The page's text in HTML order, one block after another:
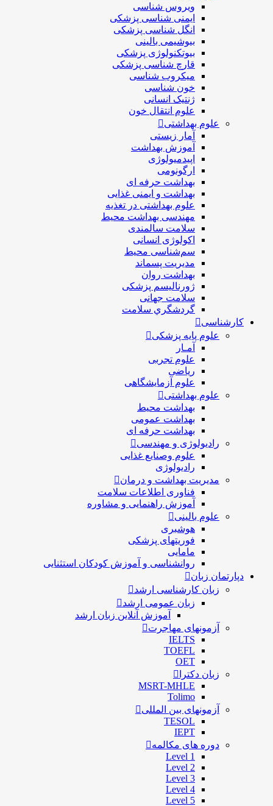
ویروس شناسی
ایمنی شناسی پزشكی
انگل شناسی پزشکی
بیوشیمی بالینی
بیوتکنولوژی پزشکی
قارچ شناسی پزشکی
ميكروب شناسی
خون شناسی
ژنتیک انسانی
علوم انتقال خون
علوم بهداشتی
آمار زیستی
آموزش بهداشت
اپیدمیولوژی
ارگونومی
بهداشت حرفه ای
بهداشت و ایمنی غذایی
علوم بهداشتی در تغذیه
مهندسی بهداشت محيط
سلامت سالمندی
اکولوژی انسانی
سم‌شناسی محیط
مدیریت پسماند
بهداشت روان
ژورنالیسم پزشکی
سلامت جهانی
گردشگري سلامت
کارشناسی
علوم پایه پزشکی
آمـار
علوم تجربی
ریاضی
علوم آزمایشگاهی
علوم بهداشتی
بهداشت محیط
بهداشت عمومی
بهداشت حرفه ای
رادیولوژی و مهندسی
علوم وصنایع غذایی
رادیولوژی
مدیریت بهداشت و درمان
فناوری اطلاعات سلامت
آموزش راهنمایی و مشاوره
علوم بالینی
هوشبری
فوریتهای پزشکی
مامایی
روانشناسی و آموزش کودکان استثنایی
دپارتمان زبان
زبان کارشناسی ارشد
زبان عمومی ارشد
آموزش آنلاین زبان ارشد
آزمونهای مهاجرت
IELTS
TOEFL
OET
زبان دکترا
MSRT-MHLE
Tolimo
آزمونهای بین المللی
TESOL
IEPT
دوره های مکالمه
Level 1
Level 2
Level 3
Level 4
Level 5